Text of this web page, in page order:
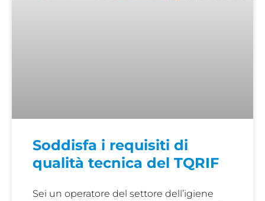
Soddisfa i requisiti di
qualità tecnica del TQRIF
Sei un operatore del settore dell’igiene